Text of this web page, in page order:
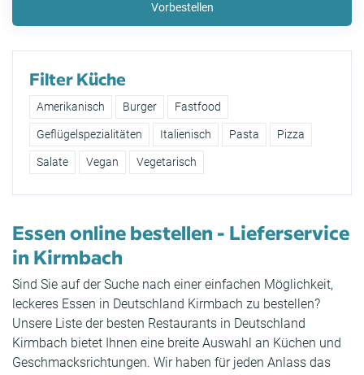
Vorbestellen
Filter Küche
Amerikanisch Burger Fastfood
Geflügelspezialitäten Italienisch Pasta Pizza
Salate Vegan Vegetarisch
Essen online bestellen - Lieferservice
in Kirmbach
Sind Sie auf der Suche nach einer einfachen Möglichkeit,
leckeres Essen in Deutschland Kirmbach zu bestellen?
Unsere Liste der besten Restaurants in Deutschland
Kirmbach bietet Ihnen eine breite Auswahl an Küchen und
Geschmacksrichtungen. Wir haben für jeden Anlass das